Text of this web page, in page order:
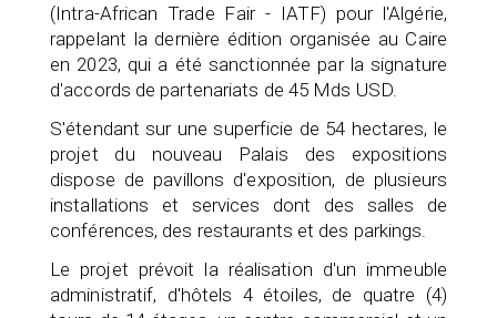
(Intra-African Trade Fair - IATF) pour l'Algérie,
rappelant la dernière édition organisée au Caire
en 2023, qui a été sanctionnée par la signature
d'accords de partenariats de 45 Mds USD.
S'étendant sur une superficie de 54 hectares, le
projet du nouveau Palais des expositions
dispose de pavillons d'exposition, de plusieurs
installations et services dont des salles de
conférences, des restaurants et des parkings.
Le projet prévoit la réalisation d'un immeuble
administratif, d'hôtels 4 étoiles, de quatre (4)